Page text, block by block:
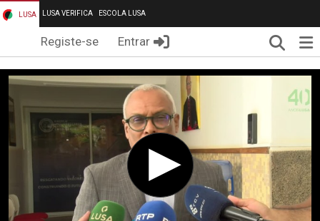
LUSA LUSA VERIFICA ESCOLA LUSA
Registe-se Entrar